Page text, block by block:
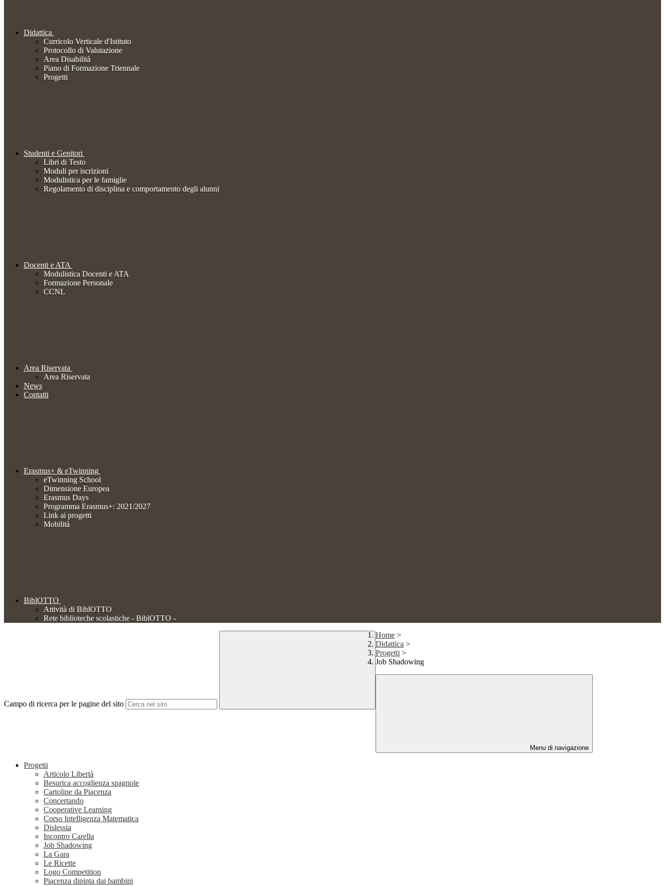
Didattica
Curricolo Verticale d'Istituto
Protocollo di Valutazione
Area Disabilità
Piano di Formazione Triennale
Progetti
Studenti e Genitori
Libri di Testo
Moduli per iscrizioni
Modulistica per le famiglie
Regolamento di disciplina e comportamento degli alunni
Docenti e ATA
Modulistica Docenti e ATA
Formazione Personale
CCNL
Area Riservata
Area Riservata
News
Contatti
Erasmus+ & eTwinning
eTwinning School
Dimensione Europea
Erasmus Days
Programma Erasmus+: 2021/2027
Link ai progetti
Mobilità
BiblOTTO
Attività di BiblOTTO
Rete biblioteche scolastiche - BiblOTTO -
Campo di ricerca per le pagine del sito
Home >
Didattica >
Progetti >
Job Shadowing
Menu di navigazione
Progetti
Articolo Libertà
Besurica accoglienza spagnole
Cartoline da Piacenza
Concertando
Cooperative Learning
Corso Intelligenza Matematica
Dislessia
Incontro Carella
Job Shadowing
La Gara
Le Ricette
Logo Competition
Piacenza dipinta dai bambini